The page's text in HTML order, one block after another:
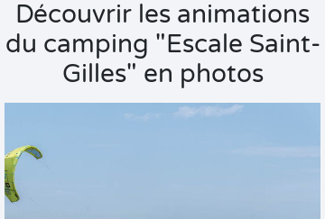
Découvrir les animations
du camping "Escale Saint-
Gilles" en photos